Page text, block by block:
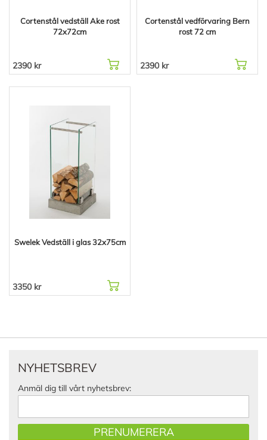
Cortenstål vedställ Ake rost
72x72cm
2390 kr
Cortenstål vedförvaring Bern
rost 72 cm
2390 kr
Swelek Vedställ i glas 32x75cm
3350 kr
NYHETSBREV
Anmäl dig till vårt nyhetsbrev:
PRENUMERERA